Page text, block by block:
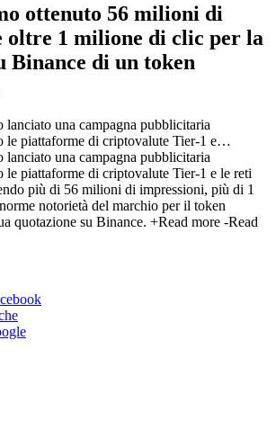
ottenuto 56 milioni di
oltre 1 milione di clic per la
Binance di un token
lanciato una campagna pubblicitaria
le piattaforme di criptovalute Tier-1 e…
lanciato una campagna pubblicitaria
le piattaforme di criptovalute Tier-1 e le reti
più di 56 milioni di impressioni, più di 1
notorietà del marchio per il token
quotazione su Binance. +Read more -Read